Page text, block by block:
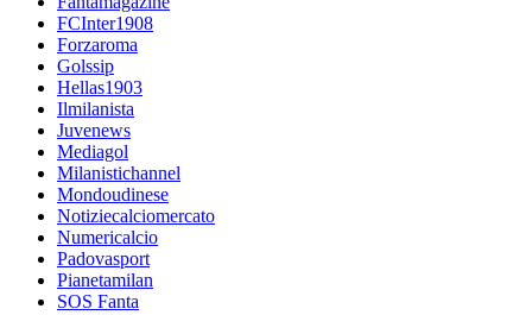
FCInter1908
Forzaroma
Golssip
Hellas1903
Ilmilanista
Juvenews
Mediagol
Milanistichannel
Mondoudinese
Notiziecalciomercato
Numericalcio
Padovasport
Pianetamilan
SOS Fanta